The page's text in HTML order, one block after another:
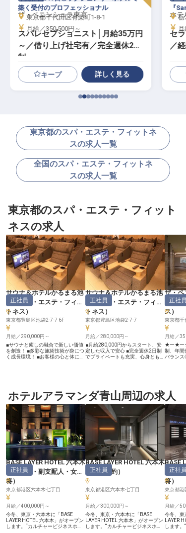
ザ・ペニンシュラ東京
スパレセプショニスト│月給35万円
～／借り上げ社宅有／完全週休2日
制
築く受付のプロフェッショナル
東京都千代田区有楽町1-8-1
月給／350,500円～
キープ 詳しく見る
ホテ
セ
／
『
栃
東京都のスパ・エステ・フィットネ
スの求人一覧
全国のスパ・エステ・フィットネ
スの求人一覧
東京都のスパ・エステ・フィット
ネスの求人
サウナ＆ホテルかるまる池
袋（スパ・エステ・フィッ
トネス ）
正社員
東京都豊島区池袋2-7-7 6F
月給／290,000円～
■サウナと癒しの融合で新しい価値
を創造！ ■多彩な施術技術が身につ
く成長環境！ ■お客様の心と体に感
袋」では、ヘッドスパニストとして
お客様に至福のひとときをお届けい
ただきます！ サウナ前後の最適な
施術を追求し、お客様一人ひとりに
合わせた「感動体験」を創り出すお
仕事です。 ヘッドスパを中心に、
ボディケア、リフレクソロジー、タ
イ古式など多彩な施術でお客様の心
と体を癒していただきます。サウナ
愛好家の方々に喜ばれる特別なおも
てなしを一緒に創り上げましょう！
ーー【技術と心を磨き、プロフェッ
ショナルへと成長】 技術面はもち
ろん、お客様の心に寄り添うおもて
なしの心を大切にする環境です！
ヘッドスパをメインに様々な施術技
術を習得できるため、セラピストと
しての総合的なスキルアップが可能
です！ サウナ施設ならではの「サ
ウナ前後に最適な施術」を研究・開
発する創造的な仕事にも携われま
す！ 早番・中番・遅番のシフト制
で、ご自身のライフスタイルに合わ
せた働き方も可能。 癒しのプロフ
サウナ＆ホテルかるまる池
袋（スパ・エステ・フィッ
トネス ）
正社員
東京都豊島区池袋2-7-7
月給／280,000円～
■月給280,000円からスタート、安
定した収入で安心 ■完全週休2日制
でプライベートも充実、心身ともに
人ひとりの心と体に寄り添い、深い
癒しを提供するセラピストのお仕事
です。サウナ施設ならではの視点か
ら、お客様が最も喜ばれる施術を常
に研究し、技術を磨いていきます。
ボディケア、リフレクソロジー、タ
イ古式など、幅広い手技を習得でき
る環境で、あなたの「おもてなしの
心」を存分に発揮してください。お
客様の笑顔と「ありがとう」の言葉
が、何よりのやりがいとなるでしょ
う。 ーー【安心して長く働ける、
成長を支える環境】 安定した月給
280,000円からスタートし、社会保
険完備で安心して長く働ける環境で
す。完全週休2日制に加え、産前産
後休暇や育児休暇の取得実績もあ
り、ライフステージの変化にも柔軟
に対応できます。ノルマがないた
め、お客様へのサービスに集中で
き、研修制度も充実しているので、
未経験の方も着実にスキルアップが
可能です。あなたの意欲を重視し、
経験豊富な方はマネジメント経験を
ザ・ペ
パ・
ス ）
正社員
東京都千
月給／
★ー★ー
制、年間
バラン
テルブラ
「ザ・ペ
楽町駅か
銀座ま
ション
ュラブ
ラベル
るなど、
ティを誇
す！ ～最高級の接客スキルを～ 英
語での接
験でも
の洗練さ
験を活か
キルを身
多くが海
方は活躍
れる当
からの
い！
ホテルアラマンダ青山周辺の求人
BASE LAYER HOTEL 六本木
（支配人・副支配人・女
将）
正社員
東京都港区六本木七丁目
月給／400,000円～
今冬、東京・六本木に「BASE
LAYER HOTEL 六本木」がオープン
します。“カルチャービジネスホテ
BASE LAYER HOTEL 六本木
（宿泊予約）
正社員
東京都港区六本木七丁目
月給／300,000円～
今冬、東京・六本木に「BASE
LAYER HOTEL 六本木」がオープン
します。“カルチャービジネスホテ
BASE
（支配
将）
正社員
東京都港
月給／
今冬、東
LAYER
します